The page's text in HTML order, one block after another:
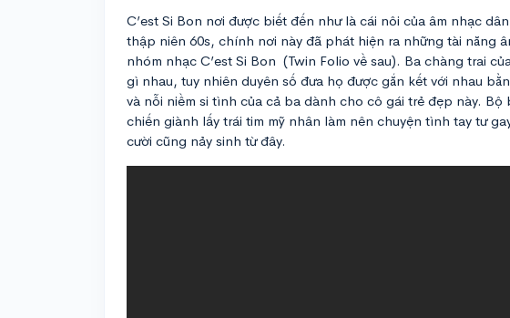
C’est Si Bon nơi được biết đến như là cái nôi của âm nhạc
thập niên 60s, chính nơi này đã phát hiện ra những tài năng
nhóm nhạc C’est Si Bon (Twin Folio về sau). Ba chàng trai
gì nhau, tuy nhiên duyên số đưa họ được gắn kết với nhau
và nỗi niềm si tình của cả ba dành cho cô gái trẻ đẹp này.
chiến giành lấy trái tim mỹ nhân làm nên chuyện tình tay tư
cười cũng nảy sinh từ đây.